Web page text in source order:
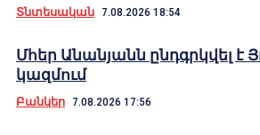
Տնտեսական 7.08.2026 18:54
Մհեր Անանյանն ընդգրկվել է
կազմում
Բանկեր 7.08.2026 17:56